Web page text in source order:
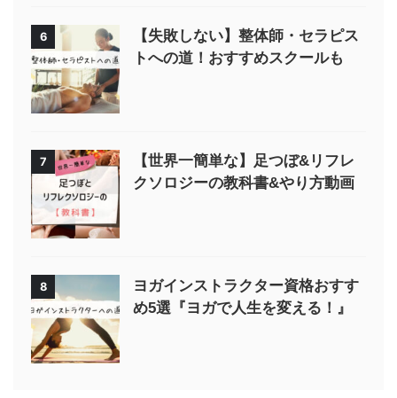
6
【失敗しない】整体師・セラピス
トへの道！おすすめスクールも
7
【世界一簡単な】足つぼ&リフレ
クソロジーの教科書&やり方動画
8
ヨガインストラクター資格おすす
め5選『ヨガで人生を変える！』